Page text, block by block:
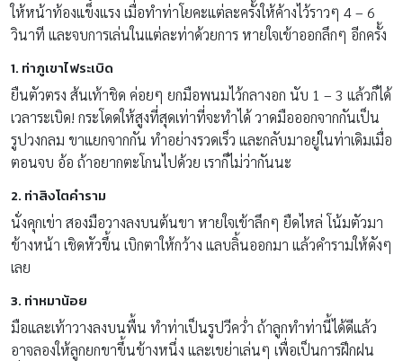
ให้หน้าท้องแข็งแรง เมื่อทำท่าโยคะแต่ละครั้งให้ค้างไว้ราวๆ 4 – 6
วินาที และจบการเล่นในแต่ละท่าด้วยการ หายใจเข้าออกลึกๆ อีกครั้ง
1. ท่าภูเขาไฟระเบิด
ยืนตัวตรง ส้นเท้าชิด ค่อยๆ ยกมือพนมไว้กลางอก นับ 1 – 3 แล้วก็ได้
เวลาระเบิด! กระโดดให้สูงที่สุดเท่าที่จะทำได้ วาดมือออกจากกันเป็น
รูปวงกลม ขาแยกจากกัน ทำอย่างรวดเร็ว และกลับมาอยู่ในท่าเดิมเมื่อ
ตอนจบ อ้อ ถ้าอยากตะโกนไปด้วย เราก็ไม่ว่ากันนะ
2. ท่าสิงโตคำราม
นั่งคุกเข่า สองมือวางลงบนต้นขา หายใจเข้าลึกๆ ยืดไหล่ โน้มตัวมา
ข้างหน้า เชิดหัวขึ้น เบิกตาให้กว้าง แลบลิ้นออกมา แล้วคำรามให้ดังๆ
เลย
3. ท่าหมาน้อย
มือและเท้าวางลงบนพื้น ทำท่าเป็นรูปวีคว่ำ ถ้าลูกทำท่านี้ได้ดีแล้ว
อาจลองให้ลูกยกขาขึ้นข้างหนึ่ง และเขย่าเล่นๆ เพื่อเป็นการฝึกฝน